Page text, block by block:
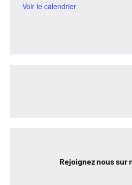
Voir le calendrier
Rejoignez nous sur